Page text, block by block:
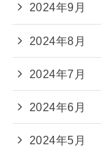
2024年9月
2024年8月
2024年7月
2024年6月
2024年5月